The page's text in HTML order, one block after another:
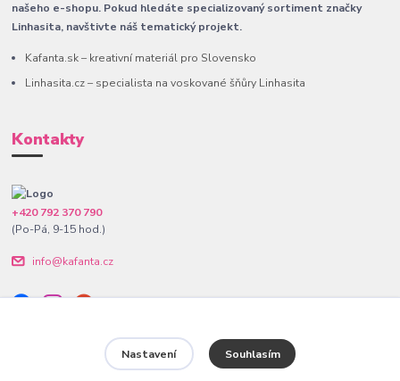
našeho e-shopu. Pokud hledáte specializovaný sortiment značky
Linhasita, navštivte náš tematický projekt.
Kafanta.sk – kreativní materiál pro Slovensko
Linhasita.cz – specialista na voskované šňůry Linhasita
Kontakty
+420 792 370 790
(Po-Pá, 9-15 hod.)
info@kafanta.cz
Nastavení Souhlasím